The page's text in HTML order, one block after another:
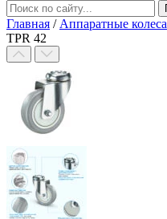
Главная / Аппаратные колеса
TPR 42